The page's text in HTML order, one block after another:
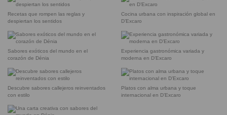
Recetas que rompen las reglas y
despiertan los sentidos
Cocina urbana con inspiración global en
D’Excaro
Sabores exóticos del mundo en el
corazón de Dénia
Experiencia gastronómica variada y
moderna en D’Excaro
Descubre sabores callejeros reinventados
con estilo
Platos con alma urbana y toque
internacional en D’Excaro